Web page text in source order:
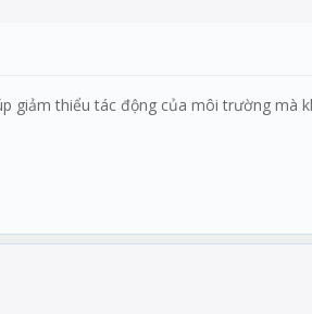
giảm thiểu tác động của môi trường mà